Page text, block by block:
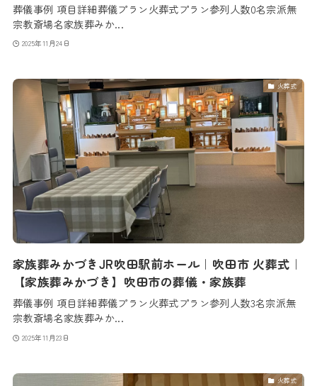
葬儀事例 項目詳細葬儀プラン火葬式プラン参列人数0名宗派無
宗教斎場名家族葬みか...
2025年11月24日
火葬式
家族葬みかづきJR吹田駅前ホール｜吹田市 火葬式｜
【家族葬みかづき】吹田市の葬儀・家族葬
葬儀事例 項目詳細葬儀プラン火葬式プラン参列人数3名宗派無
宗教斎場名家族葬みか...
2025年11月23日
火葬式